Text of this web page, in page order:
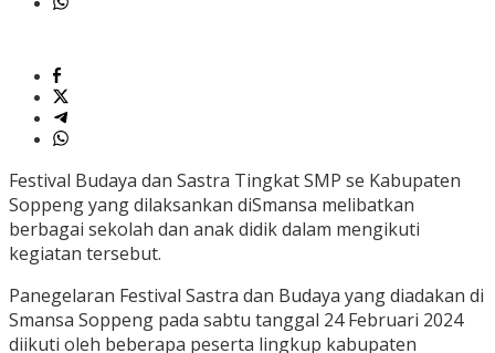
Festival Budaya dan Sastra Tingkat SMP se Kabupaten
Soppeng yang dilaksankan diSmansa melibatkan
berbagai sekolah dan anak didik dalam mengikuti
kegiatan tersebut.
Panegelaran Festival Sastra dan Budaya yang diadakan di
Smansa Soppeng pada sabtu tanggal 24 Februari 2024
diikuti oleh beberapa peserta lingkup kabupaten